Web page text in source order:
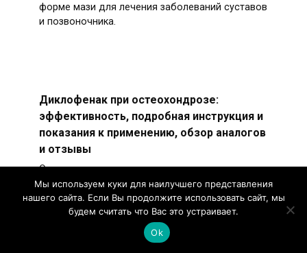
форме мази для лечения заболеваний суставов
и позвоночника.
Диклофенак при остеохондрозе:
эффективность, подробная инструкция и
показания к применению, обзор аналогов
и отзывы
Остеохондроз относится к хроническим
патологиям, протекающим на фоне
дегенеративных изменений в межпозвонковых
дисках.
Мы используем куки для наилучшего представления
нашего сайта. Если Вы продолжите использовать сайт, мы
будем считать что Вас это устраивает.
Ok